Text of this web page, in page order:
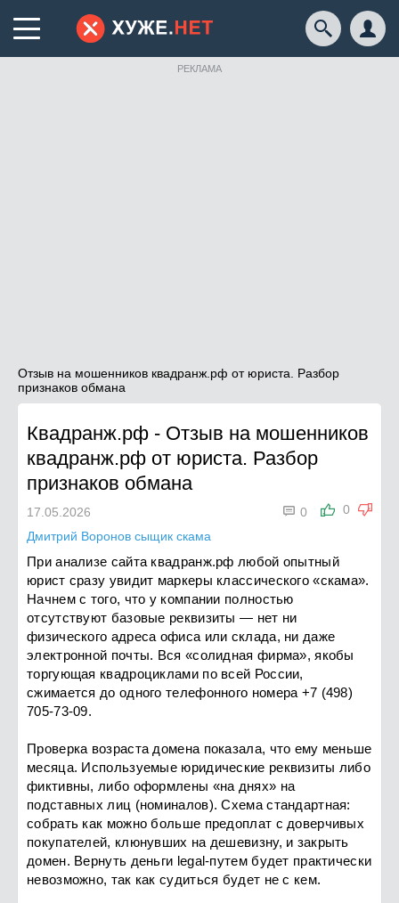
РЕКЛАМА
Отзыв на мошенников квадранж.рф от юриста. Разбор
признаков обмана
Квадранж.рф - Отзыв на мошенников
квадранж.рф от юриста. Разбор
признаков обмана
0
 0
17.05.2026
Дмитрий Воронов сыщик скама
При анализе сайта квадранж.рф любой опытный
юрист сразу увидит маркеры классического «скама».
Начнем с того, что у компании полностью
отсутствуют базовые реквизиты — нет ни
физического адреса офиса или склада, ни даже
электронной почты. Вся «солидная фирма», якобы
торгующая квадроциклами по всей России,
сжимается до одного телефонного номера +7 (498)
705-73-09.
Проверка возраста домена показала, что ему меньше
месяца. Используемые юридические реквизиты либо
фиктивны, либо оформлены «на днях» на
подставных лиц (номиналов). Схема стандартная:
собрать как можно больше предоплат с доверчивых
покупателей, клюнувших на дешевизну, и закрыть
домен. Вернуть деньги legal-путем будет практически
невозможно, так как судиться будет не с кем.